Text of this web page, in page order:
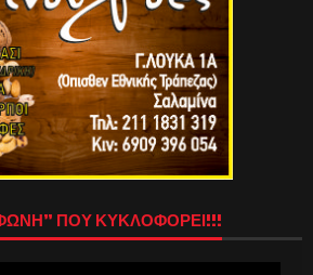
ΠΟΥ ΚΥΚΛΟΦΟΡΕΙ!!!